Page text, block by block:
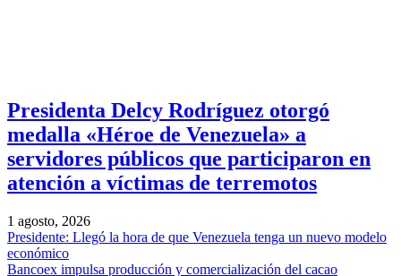
Presidenta Delcy Rodríguez otorgó
medalla «Héroe de Venezuela» a
servidores públicos que participaron en
atención a víctimas de terremotos
1 agosto, 2026
Presidente: Llegó la hora de que Venezuela tenga un nuevo modelo
económico
Bancoex impulsa producción y comercialización del cacao